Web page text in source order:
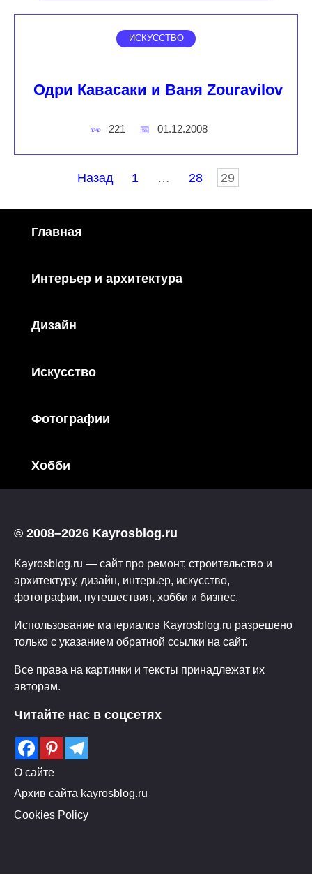
ИСКУССТВО
Одри Кавасаки и Ваня Zouravilov
221 01.12.2008
Назад 1 … 28 29
Главная
Интерьер и архитектура
Дизайн
Искусство
Фотографии
Хобби
© 2008–2026 Kayrosblog.ru
Kayrosblog.ru — сайт про ремонт, строительство и
архитектуру, дизайн, интерьер, искусство,
фотографии, путешествия, хобби и бизнес.
Использование материалов Kayrosblog.ru разрешено
только с указанием обратной ссылки на сайт.
Все права на картинки и тексты принадлежат их
авторам.
Читайте нас в соцсетях
О сайте
Архив сайта kayrosblog.ru
Cookies Policy